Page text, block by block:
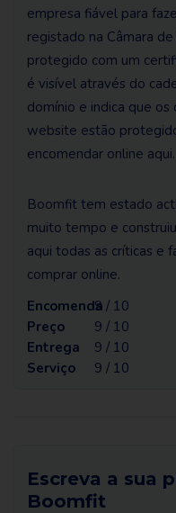
empresa fiável para
registado na Câmara
protegido com um
é visível através do
domínio e indica que
website estão
encomendar online aqui.
Boomfit tem estado
muito tempo e
aqui todas as críticas e
comprar online.
Encomenda9 / 10
Preço
9 / 10
Entrega
9 / 10
Serviço
9 / 10
Escreva a sua
Boomfit